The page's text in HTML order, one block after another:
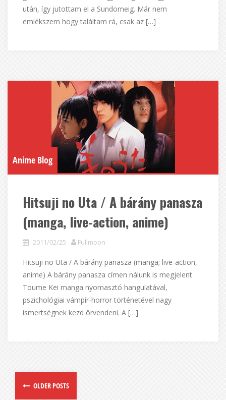
után, így jutottam el a Sundomeig. Már nem
emlékszem hogy találtam rá, csak az […]
Anime Blog
Hitsuji no Uta / A bárány panasza
(manga, live-action, anime)
2011/02/25 Fullmoon
Hitsuji no Uta / A bárány panasza (manga; live-action,
anime) A bárány panasza címen nálunk is megjelent
Toume Kei manga nyomasztó hangulatával,
pszichológiai vámpír-horror történetével nagy
ismertségnek kezd örvendeni. A […]
OLDER POSTS